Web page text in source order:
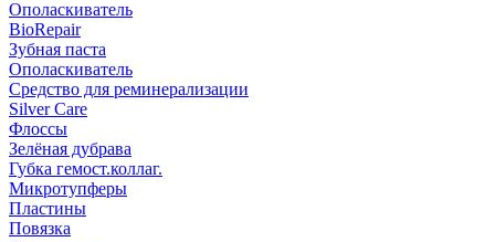
Ополаскиватель
BioRepair
Зубная паста
Ополаскиватель
Средство для реминерализации
Silver Care
Флоссы
Зелёная дубрава
Губка гемост.коллаг.
Микротупферы
Пластины
Повязка